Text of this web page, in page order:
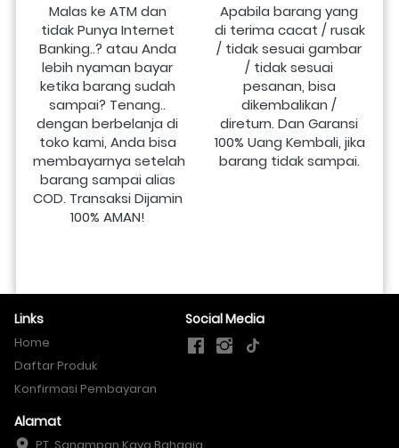
Malas ke ATM dan
tidak Punya Internet
Banking..? atau Anda
lebih nyaman bayar
ketika barang sudah
sampai? Tenang..
dengan berbelanja di
toko kami, Anda bisa
membayarnya setelah
barang sampai alias
COD. Transaksi Dijamin
100% AMAN!
Apabila barang yang
di terima cacat / rusak
/ tidak sesuai gambar
/ tidak sesuai
pesanan, bisa
dikembalikan /
direturn. Dan Garansi
100% Uang Kembali, jika
barang tidak sampai.
Links
Home
Daftar Produk
Konfirmasi Pembayaran
Social Media
Alamat